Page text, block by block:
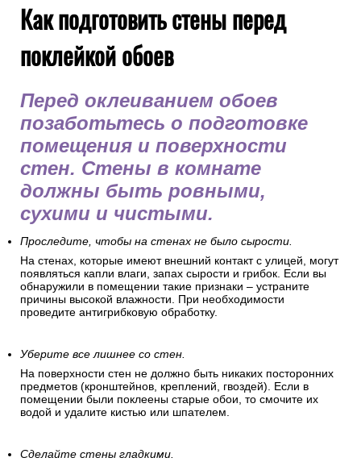
Как подготовить стены перед
поклейкой обоев
Перед оклеиванием обоев
позаботьтесь о подготовке
помещения и поверхности
стен. Стены в комнате
должны быть ровными,
сухими и чистыми.
Проследите, чтобы на стенах не было сырости.
На стенах, которые имеют внешний контакт с улицей, могут
появляться капли влаги, запах сырости и грибок. Если вы
обнаружили в помещении такие признаки – устраните
причины высокой влажности. При необходимости
проведите антигрибковую обработку.
Уберите все лишнее со стен.
На поверхности стен не должно быть никаких посторонних
предметов (кронштейнов, креплений, гвоздей). Если в
помещении были поклеены старые обои, то смочите их
водой и удалите кистью или шпателем.
Сделайте стены гладкими.